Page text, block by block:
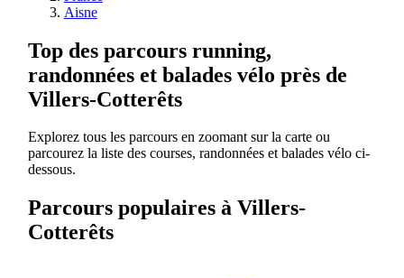
Aisne
Top des parcours running,
randonnées et balades vélo près de
Villers-Cotterêts
Explorez tous les parcours en zoomant sur la carte ou
parcourez la liste des courses, randonnées et balades vélo ci-
dessous.
Parcours populaires à Villers-
Cotterêts